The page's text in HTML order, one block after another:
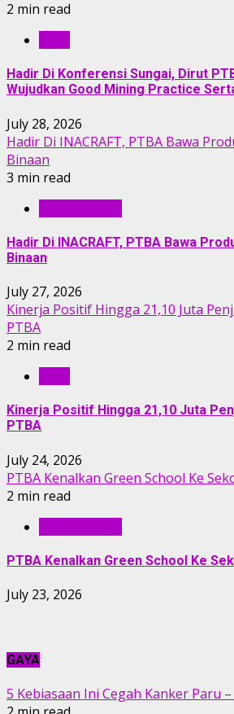
2 min read
Hadir Di Konferensi Sungai, Dirut
Wujudkan Good Mining Practice
July 28, 2026
Hadir Di INACRAFT, PTBA Bawa
Binaan
3 min read
Hadir Di INACRAFT, PTBA Bawa
Binaan
July 27, 2026
Kinerja Positif Hingga 21,10 Juta
PTBA
2 min read
Kinerja Positif Hingga 21,10 Juta
PTBA
July 24, 2026
PTBA Kenalkan Green School Ke
2 min read
PTBA Kenalkan Green School Ke
July 23, 2026
GAYA
5 Kebiasaan Ini Cegah Kanker Paru